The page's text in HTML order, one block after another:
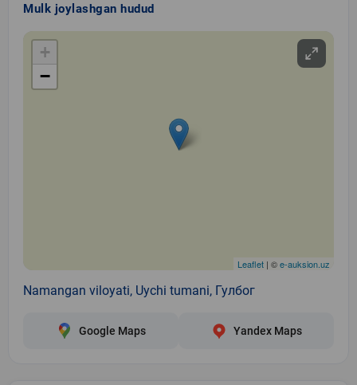
Mulk joylashgan hudud
+
−
Leaflet | ©e-auksion.uz
Namangan viloyati, Uychi tumani, Гулбог
Google Maps Yandex Maps